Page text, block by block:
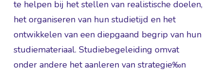
te helpen bij het stellen van realistische doelen,
het organiseren van hun studietijd en het
ontwikkelen van een diepgaand begrip van hun
studiemateriaal. Studiebegeleiding omvat
onder andere het aanleren van strategie‰n